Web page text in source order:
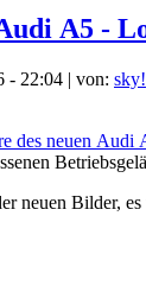
A5 -
- 22:04 | von: sky!
des neuen Audi
neuen Bilder,